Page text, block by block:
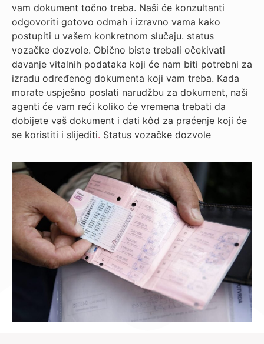
vam dokument točno treba. Naši će konzultanti
odgovoriti gotovo odmah i izravno vama kako
postupiti u vašem konkretnom slučaju. status
vozačke dozvole. Obično biste trebali očekivati
davanje vitalnih podataka koji će nam biti potrebni za
izradu određenog dokumenta koji vam treba. Kada
morate uspješno poslati narudžbu za dokument, naši
agenti će vam reći koliko će vremena trebati da
dobijete vaš dokument i dati kôd za praćenje koji će
se koristiti i slijediti. Status vozačke dozvole